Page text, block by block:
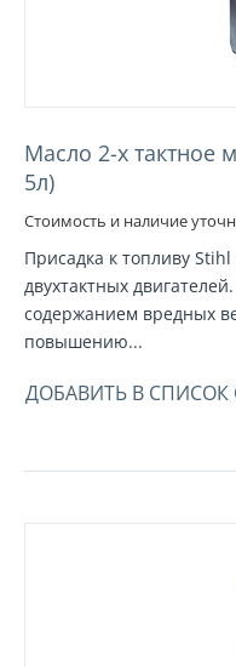
Масло 2-х тактное
5л)
Стоимость и наличие
Присадка к топливу
двухтактных
содержанием вредных
повышению...
ДОБАВИТЬ В СПИСОК